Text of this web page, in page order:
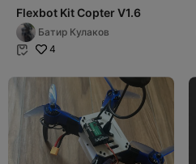
Flexbot Kit Copter V1.6
Батир Кулаков
 4